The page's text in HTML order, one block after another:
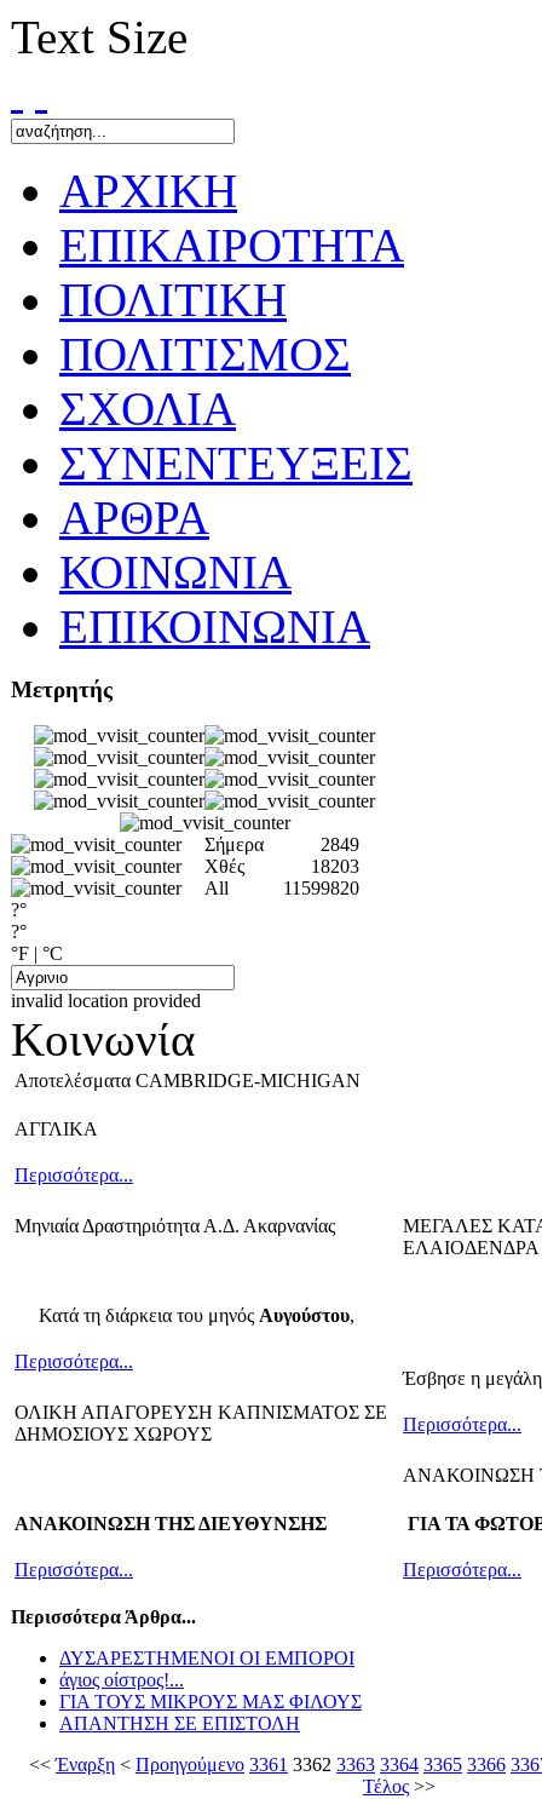
Text Size
ΑΡΧΙΚΗ
ΕΠΙΚΑΙΡΟΤΗΤΑ
ΠΟΛΙΤΙΚΗ
ΠΟΛΙΤΙΣΜΟΣ
ΣΧΟΛΙΑ
ΣΥΝΕΝΤΕΥΞΕΙΣ
ΑΡΘΡΑ
ΚΟΙΝΩΝΙΑ
ΕΠΙΚΟΙΝΩΝΙΑ
Μετρητής
Σήμερα
2849
Χθές
18203
All
11599820
?°
?°
°F | °C
invalid location provided
Κοινωνία
Αποτελέσματα CAMBRIDGE-MICHIGAN
ΑΓΓΛΙΚΑ
Περισσότερα...
Μηνιαία Δραστηριότητα Α.Δ. Ακαρνανίας
Κατά τη διάρκεια του μηνός Αυγούστου,
Περισσότερα...
ΟΛΙΚΗ ΑΠΑΓΟΡΕΥΣΗ ΚΑΠΝΙΣΜΑΤΟΣ ΣΕ
ΔΗΜΟΣΙΟΥΣ ΧΩΡΟΥΣ
ΑΝΑΚΟΙΝΩΣΗ ΤΗΣ ΔΙΕΥΘΥΝΣΗΣ
Περισσότερα...
ΜΕΓΑΛΕΣ
ΕΛΑΙΟΔΕΝΔΡΑ
Έσβησε η μεγάλη
Περισσότερα...
ΑΝΑΚΟΙΝΩΣΗ
ΓΙΑ ΤΑ
Περισσότερα...
Περισσότερα Άρθρα...
ΔΥΣΑΡΕΣΤΗΜΕΝΟΙ ΟΙ ΕΜΠΟΡΟΙ
άγιος οίστρος!...
ΓΙΑ ΤΟΥΣ ΜΙΚΡΟΥΣ ΜΑΣ ΦΙΛΟΥΣ
ΑΠΑΝΤΗΣΗ ΣΕ ΕΠΙΣΤΟΛΗ
<<Έναρξη < Προηγούμενο 3361 3362 3363 3364 3365 3366
Τέλος >>